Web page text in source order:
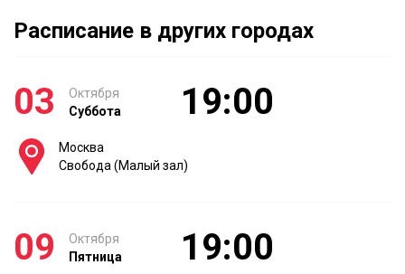
Расписание в других городах
03
Октября
Суббота
19:00
Москва
Свобода (Малый зал)
09
Октября
Пятница
19:00